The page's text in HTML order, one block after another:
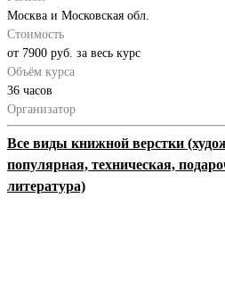
Москва и Московская обл.
Стоимость
от 7900 руб. за весь курс
Объём курса
36 часов
Организатор
Все виды книжной верстки
популярная, техническая,
литература)